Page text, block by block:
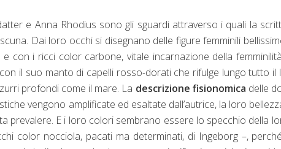
e Anna Rhodius sono gli sguardi attraverso i quali la
Dai loro occhi si disegnano delle figure femminili
e con i ricci color carbone, vitale incarnazione della
il suo manto di capelli rosso-dorati che rifulge lungo tutto
profondi come il mare. La descrizione fisionomica delle
vengono amplificate ed esaltate dall’autrice, la loro
prevalere. E i loro colori sembrano essere lo specchio della
color nocciola, pacati ma determinati, di Ingeborg –,